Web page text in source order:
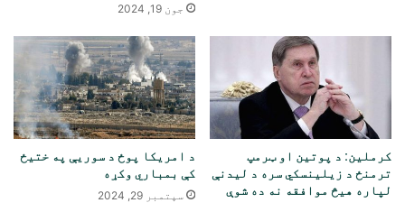
جون 19, 2024
کرملین: د پوتین او ټرمپ
ترمنځ د زیلینسکي سره د لیدنې
لپاره هیڅ موافقه نه ده شوې
د امریکا پوځ د سوریې په ختیځ
کې بمباري وکړه
سپتمبر 29, 2024